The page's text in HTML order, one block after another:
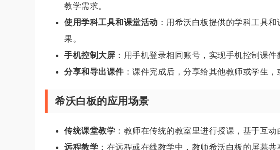
教学需求。
使用学科工具和课堂活动 ：用希沃白板提供的学科工具
果。
手机控制大屏 ：用手机登录相同账号，实现手机控制课件
分享和导出课件 ：课件完成后，分享给其他教师或学生
希沃白板的应用场景
传统课堂教学 ：教师在传统的教室里进行授课，基于互
远程教学 ：在远程或在线教学中，教师希沃白板的屏幕